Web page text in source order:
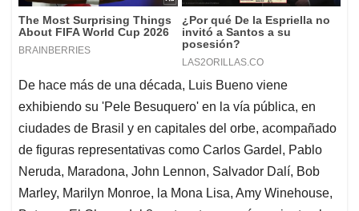
De hace más de una década, Luis Bueno viene
exhibiendo su 'Pele Besuquero' en la vía pública, en
ciudades de Brasil y en capitales del orbe, acompañado
de figuras representativas como Carlos Gardel, Pablo
Neruda, Maradona, John Lennon, Salvador Dalí, Bob
Marley, Marilyn Monroe, la Mona Lisa, Amy Winehouse,